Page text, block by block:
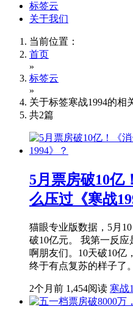
标签云
关于我们
当前位置：
首页
»
标签云
»
关于标签寒战1994的相
共2篇
5月票房破10亿
么压过《寒战
猫眼专业版数据，5月
破10亿元。 我第一反
啊朋友们。10天破10亿
终于有点复苏的样子了
2个月前 1,454阅读 寒战